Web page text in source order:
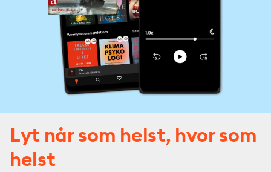
Lyt når som helst, hvor som
helst